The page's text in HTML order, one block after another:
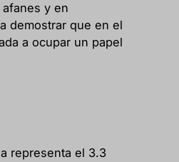
y en
demostrar que en el
a ocupar un papel
representa el 3.3